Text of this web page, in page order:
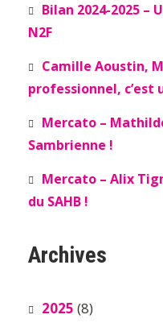
Bilan 2024-2025 –
N2F
Camille Aoustin,
professionnel, c’est
Mercato –
Sambrienne !
Mercato – Alix
du SAHB !
Archives
2025 (8)